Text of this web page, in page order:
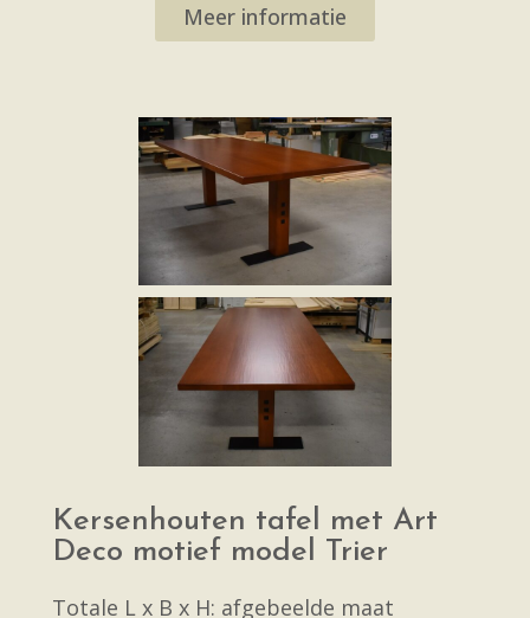
Meer informatie
Kersenhouten tafel met Art
Deco motief model Trier
Totale L x B x H: afgebeelde maat